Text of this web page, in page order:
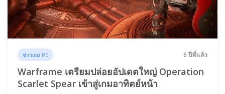
ข่าวเกม PC 6 ปีที่แล้ว
Warframe เตรียมปล่อยอัปเดตใหญ่ Operation
Scarlet Spear เข้าสู่เกมอาทิตย์หน้า